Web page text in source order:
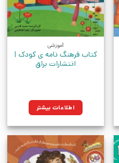
آموزشی
کتاب فرهنگ نامه ی کودک |
انتشارات براق
اطلاعات بیشتر